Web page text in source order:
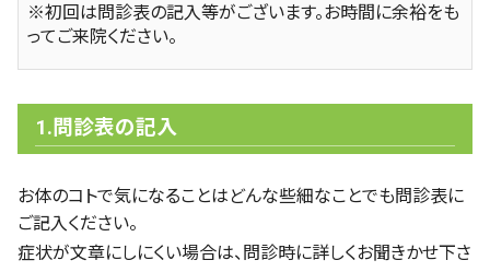
※初回は問診表の記入等がございます。お時間に余裕をも
ってご来院ください。
1.問診表の記入
お体のコトで気になることはどんな些細なことでも問診表に
ご記入ください。
症状が文章にしにくい場合は、問診時に詳しくお聞きかせ下さ